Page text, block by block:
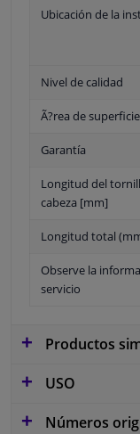
Ubicación de la
Nivel de calidad
Ã?rea de superficie
Garantía
Longitud del
cabeza [mm]
Longitud total
Observe la
servicio
Productos
USO
Números